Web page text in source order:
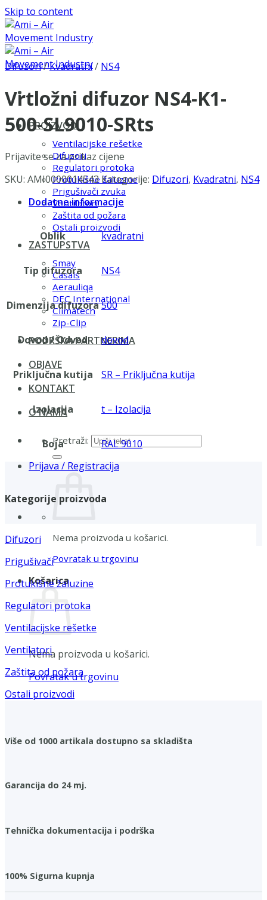
Skip to content
PROIZVODI
Ventilacijske rešetke
Difuzori
Regulatori protoka
Protukišne žaluzine
Prigušivači zvuka
Ventilatori
Zaštita od požara
Ostali proizvodi
ZASTUPSTVA
Smay
Casals
Aerauliqa
DEC International
Climatech
Zip-Clip
PODRŠKA PARTNERIMA
OBJAVE
KONTAKT
O NAMA
Pretraži:
Prijava / Registracija
Nema proizvoda u košarici.
Povratak u trgovinu
Košarica
Nema proizvoda u košarici.
Povratak u trgovinu
Difuzori/Kvadratni/ NS4
Vrtložni difuzor NS4-K1-
500-SL9010-SRts
Prijavite se za prikaz cijene
SKU: AMI0000014543 Kategorije: Difuzori, Kvadratni, NS4
Dodatne informacije
Oblik kvadratni
Tip difuzora NS4
Dimenzija difuzora500
Dovod / Odvod dovod
Priključna kutija SR – Priključna kutija
Izolacija t – Izolacija
Boja RAL 9010
Kategorije proizvoda
Difuzori
Prigušivači
Protukišne žaluzine
Regulatori protoka
Ventilacijske rešetke
Ventilatori
Zaštita od požara
Ostali proizvodi
Više od 1000 artikala dostupno sa skladišta
Garancija do 24 mj.
Tehnička dokumentacija i podrška
100% Sigurna kupnja